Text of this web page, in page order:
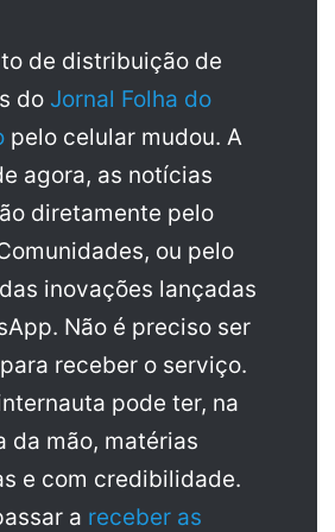
de distribuição de
do Jornal Folha do
pelo celular mudou. A
agora, as notícias
diretamente pelo
ou pelo
inovações lançadas
Não é preciso ser
receber o serviço.
pode ter, na
da mão, matérias
e com credibilidade.
a receber as